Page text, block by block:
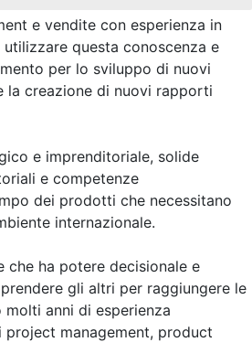
e vendite con esperienza in
questa conoscenza e
per lo sviluppo di nuovi
la creazione di nuovi rapporti
e imprenditoriale, solide
e competenze
dei prodotti che necessitano
internazionale.
che ha potere decisionale e
gli altri per raggiungere le
anni di esperienza
project management, product